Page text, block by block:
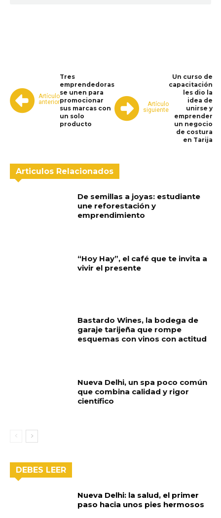
Artículo
anterior
Tres
emprendedoras
se unen para
promocionar
sus marcas con
un solo
producto
Artículo
siguiente
Un curso de
capacitación
les dio la
idea de
unirse y
emprender
un negocio
de costura
en Tarija
Articulos Relacionados
De semillas a joyas: estudiante
une reforestación y
emprendimiento
“Hoy Hay”, el café que te invita a
vivir el presente
Bastardo Wines, la bodega de
garaje tarijeña que rompe
esquemas con vinos con actitud
Nueva Delhi, un spa poco común
que combina calidad y rigor
científico
DEBES LEER
Nueva Delhi: la salud, el primer
paso hacia unos pies hermosos